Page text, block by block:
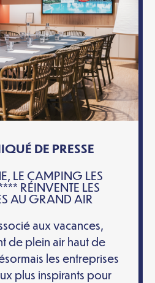
DE PRESSE
LE CAMPING LES
RÉINVENTE LES
AU GRAND AIR
aux vacances,
de plein air haut de
les entreprises
plus inspirants pour